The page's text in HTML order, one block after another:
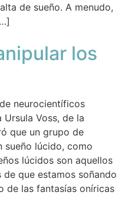
de sueño. A menudo,
los
neurocientíficos
Voss, de la
que un grupo de
sueño lúcido, como
lúcidos son aquellos
que estamos soñando
de las fantasías oníricas